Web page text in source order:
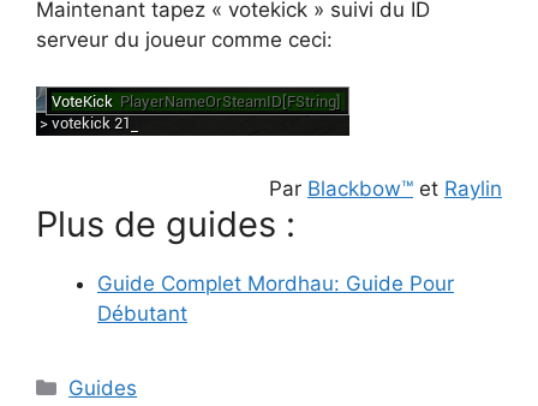
Maintenant tapez « votekick » suivi du ID
serveur du joueur comme ceci:
Par Blackbow™ et Raylin
Plus de guides :
Guide Complet Mordhau: Guide Pour
Débutant
Catégories
Guides